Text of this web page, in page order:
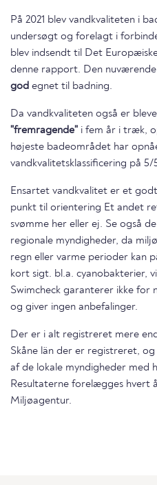
På 2021 blev vandkvaliteten i
undersøgt og forelagt i
blev indsendt til Det
denne rapport. Den nuværende
god egnet til badning.
Da vandkvaliteten også er
"fremragende" i fem år i træk,
højeste badeområdet har
vandkvalitetsklassificering på 5/
Ensartet vandkvalitet er et
punkt til orientering Et andet
svømme her eller ej. Se også
regionale myndigheder, da
regn eller varme perioder kan
kort sigt. bl.a. cyanobakterier,
Swimcheck garanterer ikke for
og giver ingen anbefalinger.
Der er i alt registreret mere
Skåne län der er registreret,
af de lokale myndigheder med
Resultaterne forelægges hvert
Miljøagentur.